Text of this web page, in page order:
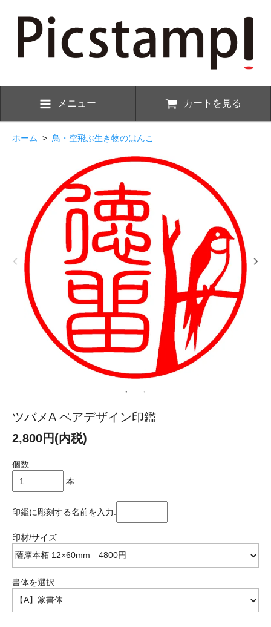
メニュー カートを見る
ホーム > 鳥・空飛ぶ生き物のはんこ
ツバメA ペアデザイン印鑑
2,800円(内税)
個数
本
印鑑に彫刻する名前を入力:
印材/サイズ
書体を選択